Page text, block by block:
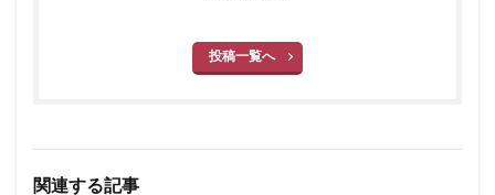
投稿一覧へ
関連する記事